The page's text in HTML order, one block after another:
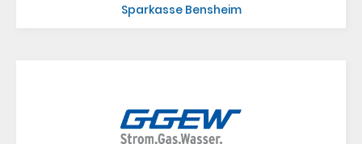
Sparkasse Bensheim